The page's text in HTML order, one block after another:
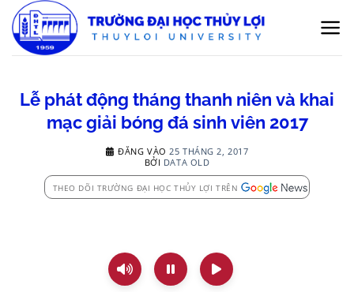
qua
nội
Lễ phát động tháng thanh niên và khai
mạc giải bóng đá sinh viên 2017
ĐĂNG VÀO 25 THÁNG 2, 2017
BỞI DATA OLD
THEO DÕI TRƯỜNG ĐẠI HỌC THỦY LỢI TRÊN